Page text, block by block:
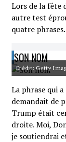
Lors de la fête
autre test
quatre phrases.
SON NOM
Crédit: Getty
La phrase qui
demandait de
Trump était
droite. Moi,
je soutiendrai